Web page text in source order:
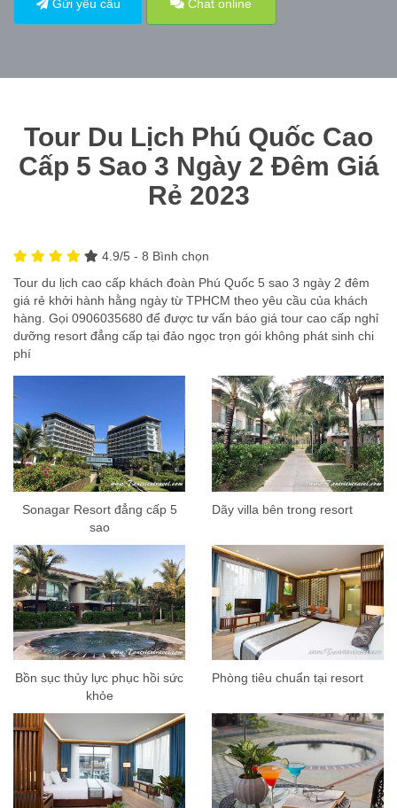
Gửi yêu cầu Chat online
Tour Du Lịch Phú Quốc Cao
Cấp 5 Sao 3 Ngày 2 Đêm Giá
Rẻ 2023
4.9/5 - 8 Bình chọn
Tour du lịch cao cấp khách đoàn Phú Quốc 5 sao 3 ngày 2 đêm
giá rẻ khởi hành hằng ngày từ TPHCM theo yêu cầu của khách
hàng. Gọi 0906035680 để được tư vấn báo giá tour cao cấp nghỉ
dưỡng resort đẳng cấp tại đảo ngọc trọn gói không phát sinh chi
phí
Sonagar Resort đẳng cấp 5
sao
Dãy villa bên trong resort
Bồn sục thủy lực phục hồi sức
khỏe
Phòng tiêu chuẩn tại resort